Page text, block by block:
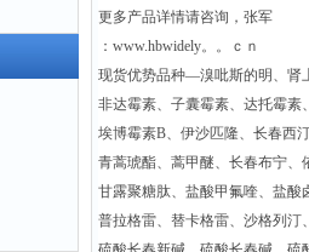
更多产品详情请咨询，张军
：www.hbwidely。。ｃｎ
现货优势品种—溴吡斯的明、肾
非达霉素、子囊霉素、达托霉素
埃博霉素B、伊沙匹隆、长春西
青蒿琥酯、蒿甲醚、长春布宁
甘露聚糖肽、盐酸甲氟喹、盐酸
普拉格雷、替卡格雷、沙格列汀